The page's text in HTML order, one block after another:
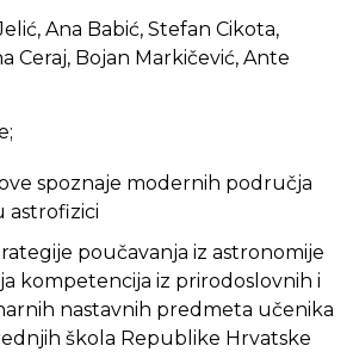
Ana Babić, Stefan Cikota,
Ceraj, Bojan Markičević, Ante
spoznaje modernih područja
astrofizici
poučavanja iz astronomije
kompetencija iz prirodoslovnih i
nastavnih predmeta učenika
škola Republike Hrvatske